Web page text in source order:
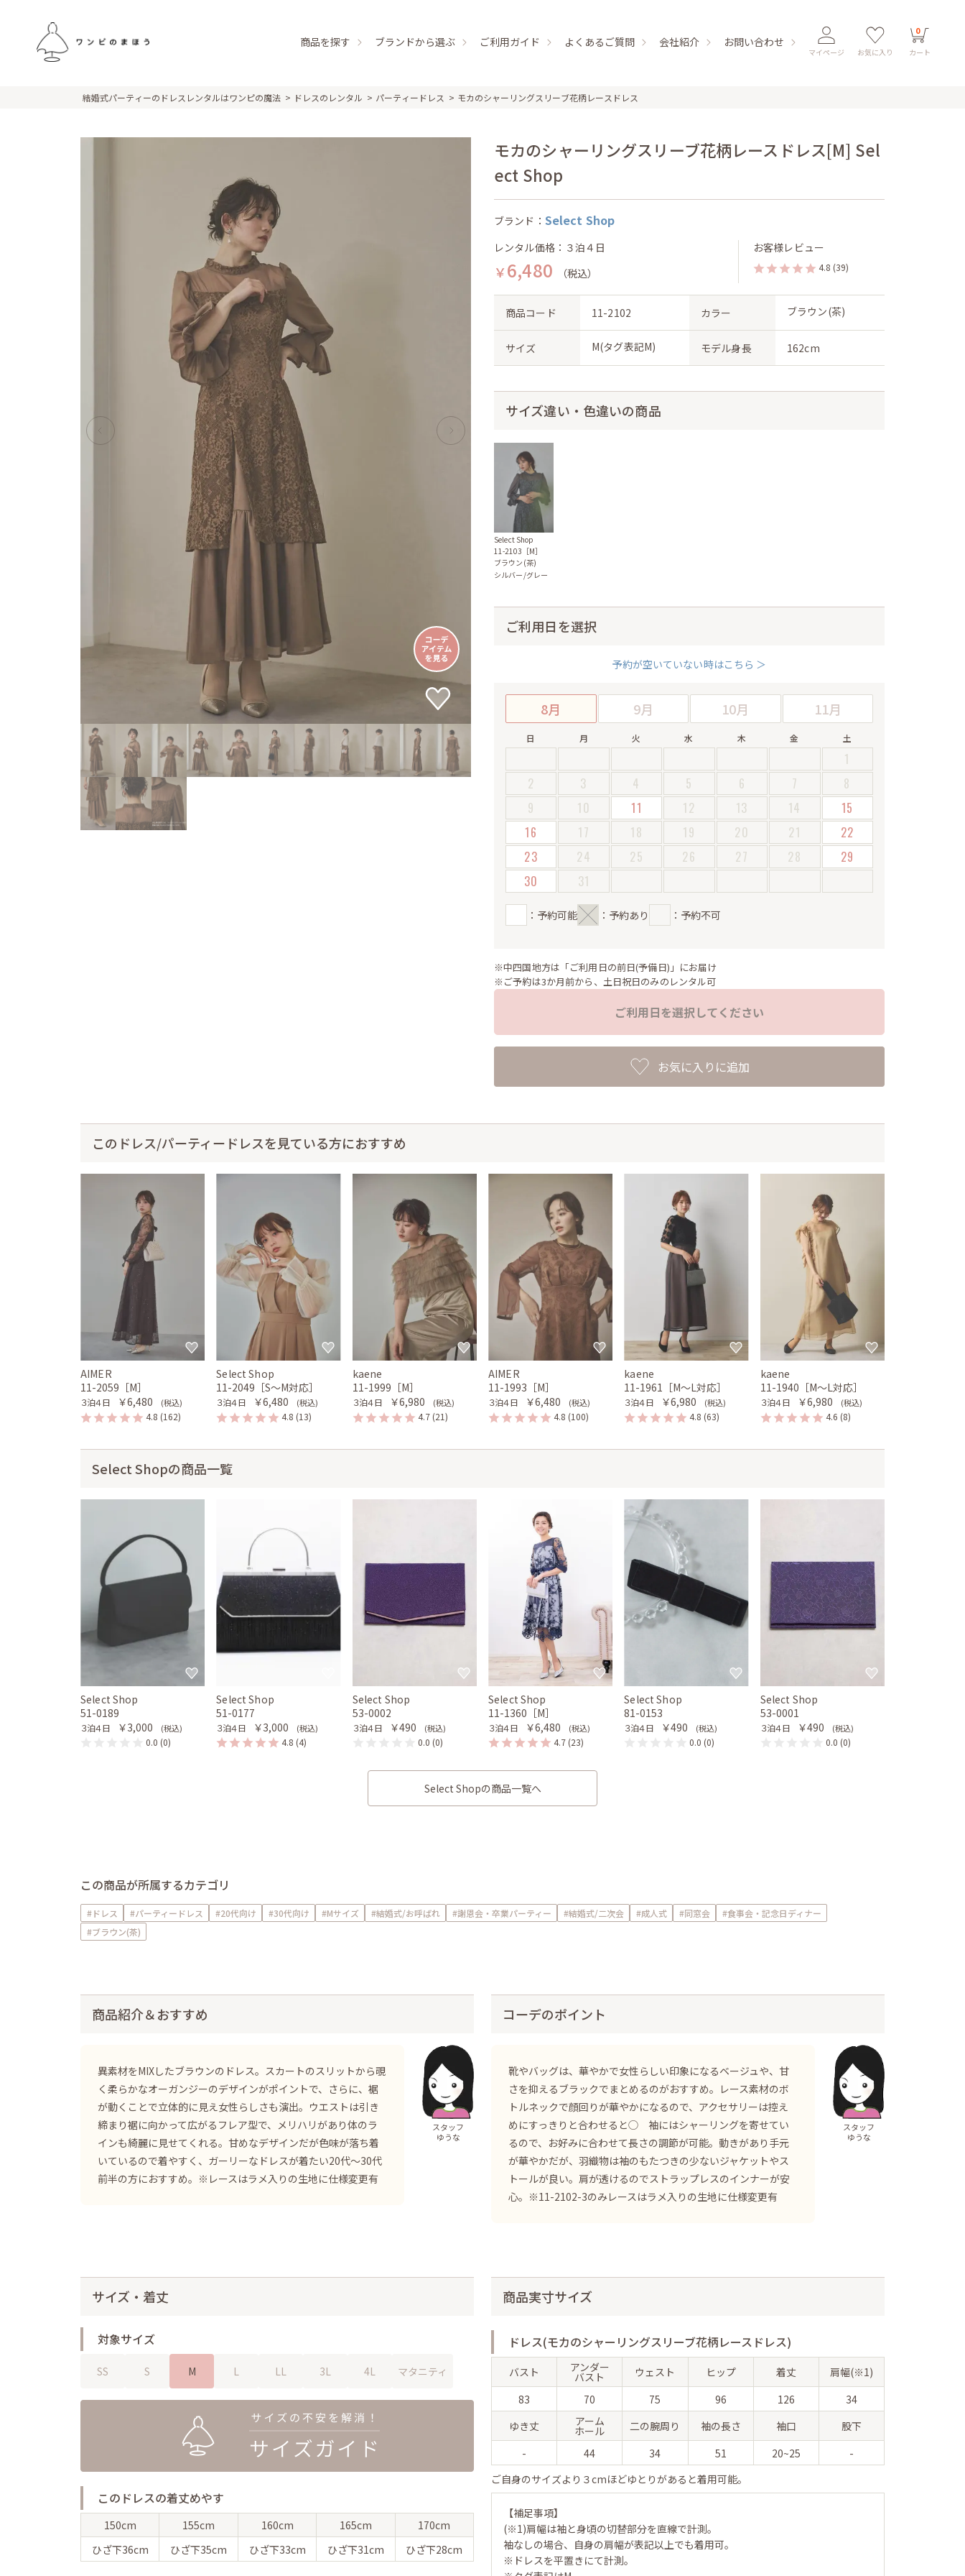
商品を探す ブランドから選ぶ ご利用ガイド よくあるご質問 会社紹介 お問い合わせ
マイページ お気に入り
0
カート
結婚式パーティーのドレスレンタルはワンピの魔法 ドレスのレンタル パーティードレス モカのシャーリングスリーブ花柄レースドレス
モカのシャーリングスリーブ花柄レースドレス[M] Sel
ect Shop
ブランド： Select Shop
レンタル価格：３泊４日
￥6,480 （税込）
お客様レビュー
4.8 (39)
商品コード 11-2102 カラー ブラウン(茶)
サイズ M(タグ表記M) モデル身長 162cm
サイズ違い・色違いの商品
Select Shop
11-2103［M］
ブラウン(茶)
シルバー/グレー
ご利用日を選択
予約が空いていない時はこちら ＞
8月 9月 10月 11月
日 月 火 水 木 金 土
1
2
3 4 5 6 7
8
9
10 11 12 13 14
15
16
17 18 19 20 21
22
23
24 25 26 27 28
29
30
31
：予約可能 ：予約あり ：予約不可
※中四国地方は「ご利用日の前日(予備日)」にお届け
※ご予約は3か月前から、土日祝日のみのレンタル可
ご利用日を選択してください
お気に入りに追加
このドレス/パーティードレスを見ている方におすすめ
AIMER
11-2059［M］
３泊４日 ￥6,480 (税込)
4.8 (162)
Select Shop
11-2049［S〜M対応］
３泊４日 ￥6,480 (税込)
4.8 (13)
kaene
11-1999［M］
３泊４日 ￥6,980 (税込)
4.7 (21)
AIMER
11-1993［M］
３泊４日 ￥6,480 (税込)
4.8 (100)
kaene
11-1961［M〜L対応］
３泊４日 ￥6,980 (税込)
4.8 (63)
kaene
11-1940［M〜L対応］
３泊４日 ￥6,980 (税込)
4.6 (8)
Select Shopの商品一覧
Select Shop
51-0189
３泊４日 ￥3,000 (税込)
0.0 (0)
Select Shop
51-0177
３泊４日 ￥3,000 (税込)
4.8 (4)
Select Shop
53-0002
３泊４日 ￥490 (税込)
0.0 (0)
Select Shop
11-1360［M］
３泊４日 ￥6,480 (税込)
4.7 (23)
Select Shop
81-0153
３泊４日 ￥490 (税込)
0.0 (0)
Select Shop
53-0001
３泊４日 ￥490 (税込)
0.0 (0)
Select Shopの商品一覧へ
この商品が所属するカテゴリ
#ドレス #パーティードレス #20代向け #30代向け #Mサイズ #結婚式/お呼ばれ #謝恩会・卒業パーティー #結婚式/二次会 #成人式 #同窓会
#食事会・記念日ディナー
#ブラウン(茶)
商品紹介＆おすすめ
異素材をMIXしたブラウンのドレス。スカートのスリットから覗
く柔らかなオーガンジーのデザインがポイントで、さらに、裾
が動くことで立体的に見え女性らしさも演出。ウエストは引き
締まり裾に向かって広がるフレア型で、メリハリがあり体のラ
インも綺麗に見せてくれる。甘めなデザインだが色味が落ち着
いているので着やすく、ガーリーなドレスが着たい20代〜30代
前半の方におすすめ。※レースはラメ入りの生地に仕様変更有
スタッフ
ゆうな
コーデのポイント
靴やバッグは、華やかで女性らしい印象になるベージュや、甘
さを抑えるブラックでまとめるのがおすすめ。レース素材のボ
トルネックで顔回りが華やかになるので、アクセサリーは控え
めにすっきりと合わせると◯ 袖にはシャーリングを寄せてい
るので、お好みに合わせて長さの調節が可能。動きがあり手元
が華やかだが、羽織物は袖のもたつきの少ないジャケットやス
トールが良い。肩が透けるのでストラップレスのインナーが安
心。※11-2102-3のみレースはラメ入りの生地に仕様変更有
スタッフ
ゆうな
サイズ・着丈
対象サイズ
SS S M L LL 3L 4L マタニティ
このドレスの着丈めやす
150cm 155cm 160cm 165cm
170cm
ひざ下36cm ひざ下35cm ひざ下33cm ひざ下31cm ひざ下28cm
商品実寸サイズ
ドレス(モカのシャーリングスリーブ花柄レースドレス)
バスト アンダー
バスト ウェスト ヒップ 着丈
肩幅(※1)
83
70 75 96 126
34
ゆき丈
アーム
ホール 二の腕周り 袖の長さ 袖口
股下
-
44 34 51 20~25
-
ご自身のサイズより３cmほどゆとりがあると着用可能。
【補足事項】
(※1)肩幅は袖と身頃の切替部分を直線で計測。
袖なしの場合、自身の肩幅が表記以上でも着用可。
※ドレスを平置きにて計測。